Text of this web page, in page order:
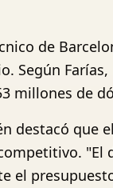
de
Según
millones de
destacó que
"El
el